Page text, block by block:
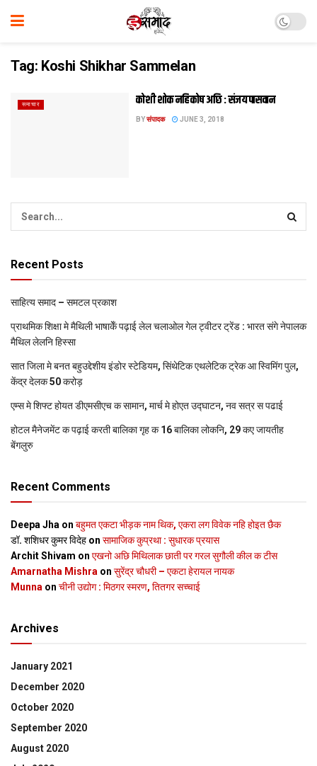
Tag: Koshi Shikhar Sammelan
समाचार कोशी शोक नहि कोष अछि : संजय पासवान
BYसंपादक JUNE 3, 2018
Recent Posts
साहित्य समाद – समटल प्रकाश
प्राथमिक शि‍क्षा मे मैथि‍ली भाषाकेँ पढ़ाई लेल चलाओल गेल ट्वीटर ट्रेंड : भारत संगे नेपालक
मैथिल लेलनि हिस्सा
सात जिला मे बनत बहुउद्देशीय इंडोर स्‍टेडि‍यम, सिंथेटिक एथलेटिक ट्रेक आ स्विमिंग पुल,
केंद्र देलक 50 करोड़
एम्स मे शिफ्ट होयत डीएमसीएच क सामान, मार्च मे होएत उद्घाटन, नव सत्र स पढाई
होटल मैनेजमेंट क पढ़ाई करती बालिका गृह क 16 बालिका लोकनि, 29 कए जायतीह
बेंगलुरु
Recent Comments
Deepa Jha on बहुमत एकटा भीड़क नाम थिक, एकरा लग विवेक नहि होइत छैक
डॉ. शशिधर कुमर विदेह on सामाजिक कुप्रथा : सुधारक प्रयास
Archit Shivam on एखनो अछि मिथिलाक छाती पर गरल सुगौली कील क टीस
Amarnatha Mishra on सुरेंद्र चौधरी – एकटा हेरायल नायक
Munna on चीनी उद्योग : मिठगर स्‍मरण, तितगर सच्‍चाई
Archives
January 2021
December 2020
October 2020
September 2020
August 2020